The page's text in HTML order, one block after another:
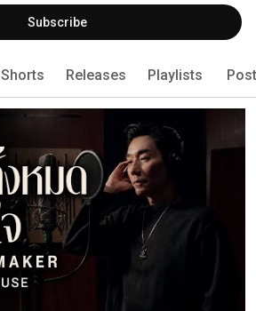
Subscribe
Shorts Releases Playlists